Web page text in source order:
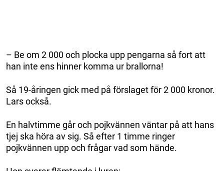
– Be om 2 000 och plocka upp pengarna så fort att
han inte ens hinner komma ur brallorna!
Så 19-åringen gick med på förslaget för 2 000 kronor.
Lars också.
En halvtimme går och pojkvännen väntar på att hans
tjej ska höra av sig. Så efter 1 timme ringer
pojkvännen upp och frågar vad som hände.